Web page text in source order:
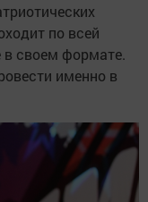
по всей
в своем формате.
именно в